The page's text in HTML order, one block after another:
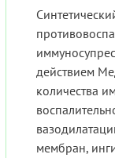
действием
количества
мембран,